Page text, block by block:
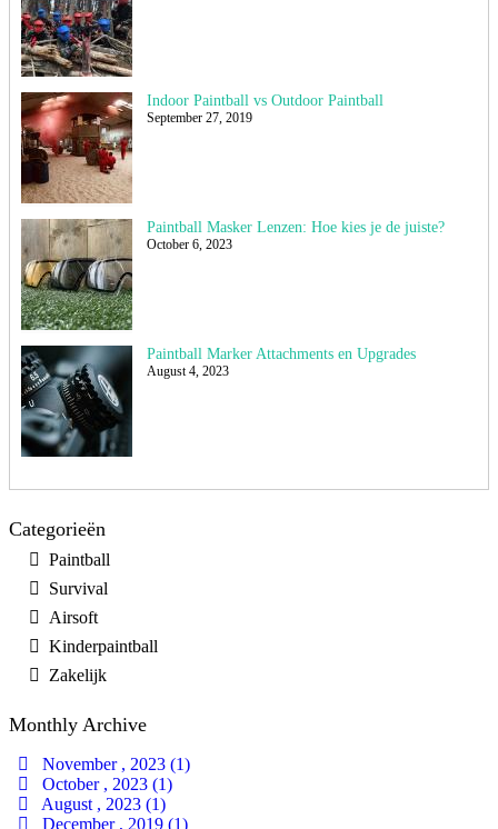
Indoor Paintball vs Outdoor Paintball
September 27, 2019
Paintball Masker Lenzen: Hoe kies je de juiste?
October 6, 2023
Paintball Marker Attachments en Upgrades
August 4, 2023
Categorieën
Paintball
Survival
Airsoft
Kinderpaintball
Zakelijk
Monthly Archive
November , 2023 (1)
October , 2023 (1)
August , 2023 (1)
December , 2019 (1)